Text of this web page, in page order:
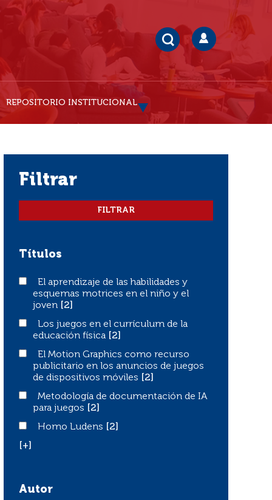
REPOSITORIO INSTITUCIONAL
filtrar
Títulos
El aprendizaje de las habilidades y esquemas motrices
El aprendizaje de las habilidades y
esquemas motrices en el niño y el
joven
[2]
Los juegos en el currículum de la educación física
Los juegos en el currículum de la
educación física
[2]
El Motion Graphics como recurso publicitario en los
El Motion Graphics como recurso
publicitario en los anuncios de juegos
de dispositivos móviles
[2]
Metodología de documentación de IA para juegos
Metodología de documentación de IA
para juegos
[2]
Homo Ludens
Homo Ludens
[2]
[+]
Autor